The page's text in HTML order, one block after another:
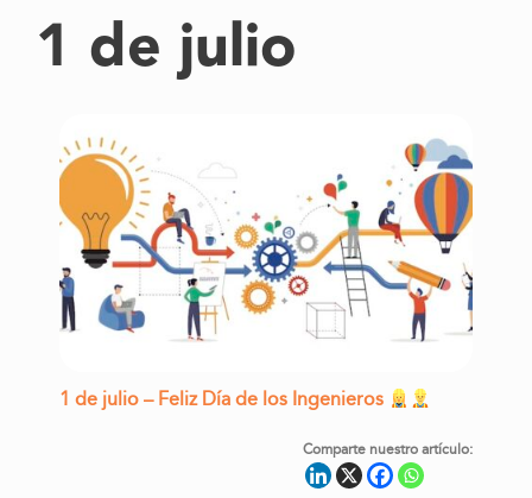
1 de julio
1 de julio – Feliz Día de los Ingenieros
Comparte nuestro artículo: